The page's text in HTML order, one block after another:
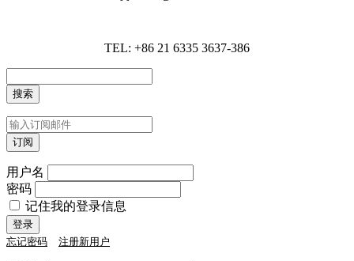
TEL: +86 21 6335 3637-386
用户名
密码
记住我的登录信息
忘记密码 注册新用户